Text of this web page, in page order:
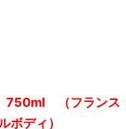
（フランス
ボディ）